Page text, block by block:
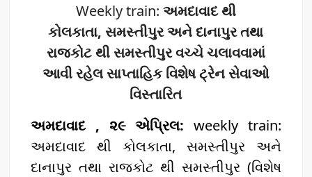
at
s
A
p
c
e
b
o
k
Weekly train: અમદાવાદ થી
કોલકાતા, સમસ્તીપુર અને દાનાપુર તથા
રાજકોટ થી સમસ્તીપુર વચ્ચે ચલાવવામાં
આવી રહેલ સાપ્તાહિક વિશેષ ટ્રેન સેવાઓ
વિસ્તારિત
અમદાવાદ , ૨૯ એપ્રિલ: weekly train:
અમદાવાદ થી કોલકાતા, સમસ્તીપુર અને
દાનાપુર તથા રાજકોટ થી સમસ્તીપુર (વિશેષ